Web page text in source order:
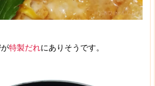
特製だれにありそうです。